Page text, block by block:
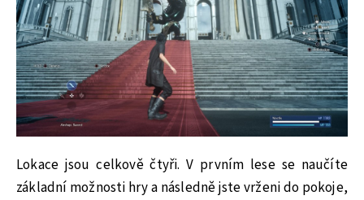
Lokace jsou celkově čtyři. V prvním lese se naučíte
základní možnosti hry a následně jste vrženi do pokoje,